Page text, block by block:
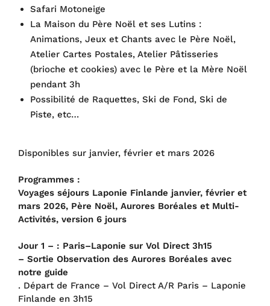
Safari Motoneige
La Maison du Père Noël et ses Lutins :
Animations, Jeux et Chants avec le Père Noël,
Atelier Cartes Postales, Atelier Pâtisseries
(brioche et cookies) avec le Père et la Mère Noël
pendant 3h
Possibilité de Raquettes, Ski de Fond, Ski de
Piste, etc…
Disponibles sur janvier, février et mars 2026
Programmes :
Voyages séjours Laponie Finlande janvier, février et
mars 2026, Père Noël, Aurores Boréales et Multi-
Activités, version 6 jours
Jour 1 – : Paris–Laponie sur Vol Direct 3h15
– Sortie Observation des Aurores Boréales avec
notre guide
. Départ de France – Vol Direct A/R Paris – Laponie
Finlande en 3h15